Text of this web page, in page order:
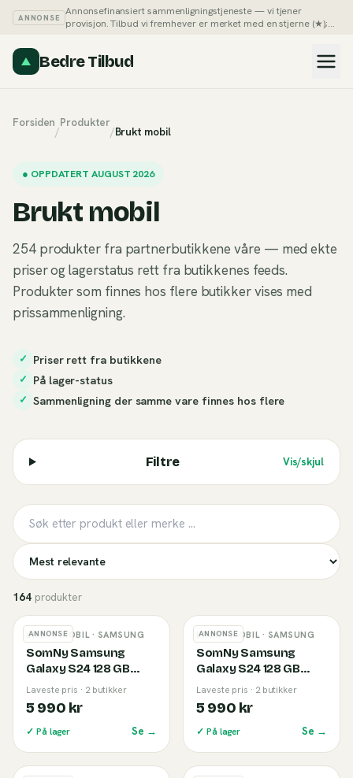
ANNONSE
Annonsefinansiert sammenligningstjeneste — vi tjener
provisjon. Tilbud vi fremhever er merket med en stjerne (★);
Bedre Tilbud
Forsiden
/
Produkter
/Brukt mobil
● OPPDATERT AUGUST 2026
Brukt mobil
254 produkter fra partnerbutikkene våre — med ekte
priser og lagerstatus rett fra butikkenes feeds.
Produkter som finnes hos flere butikker vises med
prissammenligning.
✓ Priser rett fra butikkene
✓ På lager-status
✓ Sammenligning der samme vare finnes hos flere
Filtre Vis/skjul
164produkter
ANNONSE
BRUKT MOBIL· SAMSUNG
SomNy Samsung
Galaxy S24 128 GB
Cobalt Violet (B)
Laveste pris · 2 butikker
5 990 kr
✓ På lager Se →
ANNONSE
BRUKT MOBIL· SAMSUNG
SomNy Samsung
Galaxy S24 128 GB
Marble Gray (B)
Laveste pris · 2 butikker
5 990 kr
✓ På lager Se →